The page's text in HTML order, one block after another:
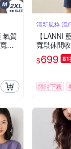
氣質
鬆/
清新風格 流
【LANNI
寬鬆休閒
裝/連身裙/
$699 81
限時下殺